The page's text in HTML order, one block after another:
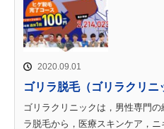
2020.09.01
ゴリラ脱毛（ゴリラクリニ
ゴリラクリニックは，男性専門
ラ脱毛から，医療スキンケア，ニ